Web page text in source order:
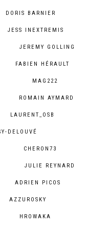
DORIS BARNIER
JESS INEXTREMIS
JEREMY GOLLING
FABIEN HÉRAULT
MAG222
ROMAIN AYMARD
LAURENT_OSB
DELOUVÉ
CHERON73
JULIE REYNARD
ADRIEN PICOS
AZZUROSKY
HROWAKA